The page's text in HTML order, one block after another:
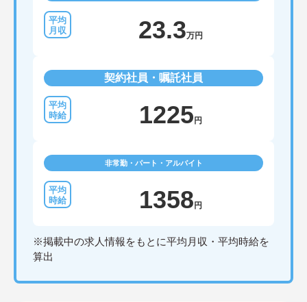
23.3万円
契約社員・嘱託社員
1225 円
非常勤・パート・アルバイト
1358 円
※掲載中の求人情報をもとに平均月収・平均時給を
算出